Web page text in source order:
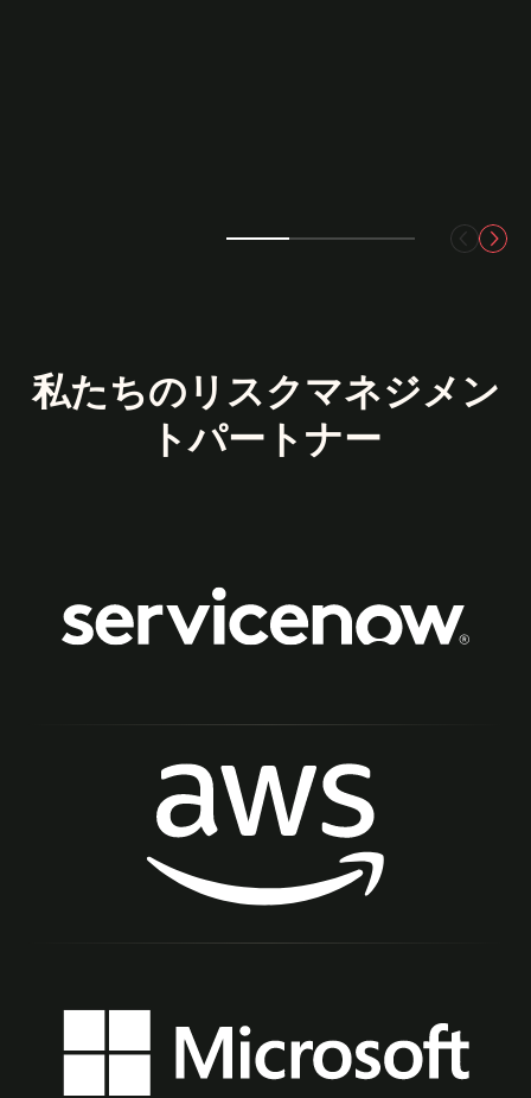
私たちのリスクマネジメン
トパートナー